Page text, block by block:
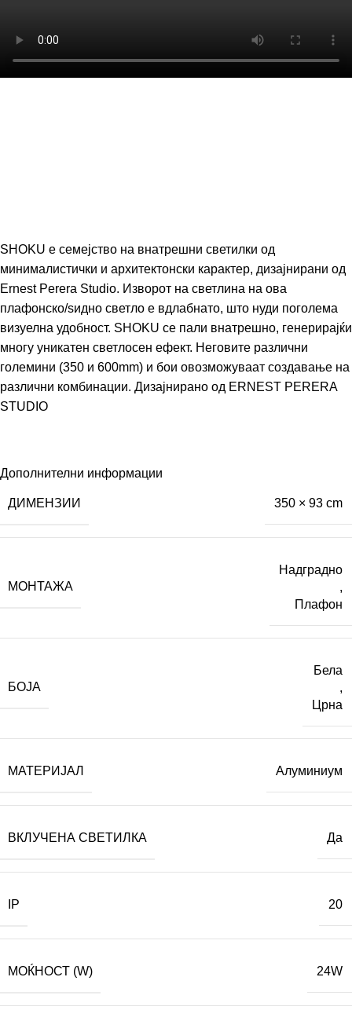
SHOKU е семејство на внатрешни светилки од
минималистички и архитектонски карактер, дизајнирани од
Ernest Perera Studio. Изворот на светлина на ова
плафонско/ѕидно светло е вдлабнато, што нуди поголема
визуелна удобност. SHOKU се пали внатрешно, генерирајќи
многу уникатен светлосен ефект. Неговите различни
големини (350 и 600mm) и бои овозможуваат создавање на
различни комбинации. Дизајнирано од ERNEST PERERA
STUDIO
Дополнителни информации
ДИМЕНЗИИ 350 × 93 cm
МОНТАЖА
Надградно
,
Плафон
БОЈА
Бела
,
Црна
МАТЕРИЈАЛ Алуминиум
ВКЛУЧЕНА СВЕТИЛКА Да
IP 20
МОЌНОСТ (W) 24W